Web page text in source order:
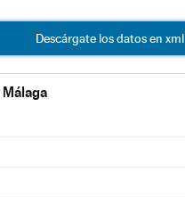
Descárgate los datos en xml